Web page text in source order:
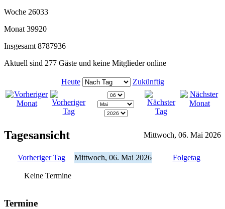
Woche 26033
Monat 39920
Insgesamt 8787936
Aktuell sind 277 Gäste und keine Mitglieder online
Heute Zukünftig
Tagesansicht Mittwoch, 06. Mai 2026
Vorheriger Tag Mittwoch, 06. Mai 2026 Folgetag
Keine Termine
Termine